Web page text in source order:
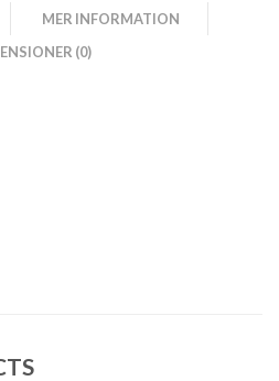
MER INFORMATION
(0)